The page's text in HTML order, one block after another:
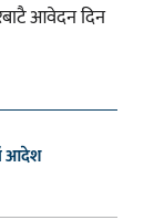
आवेदन दिन
आदेश